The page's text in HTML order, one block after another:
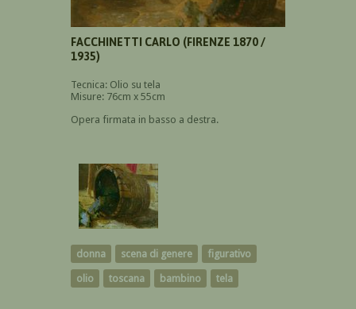
FACCHINETTI CARLO (FIRENZE 1870 /
1935)
Tecnica: Olio su tela
Misure: 76cm x 55cm
Opera firmata in basso a destra.
donna scena di genere figurativo
olio toscana bambino tela